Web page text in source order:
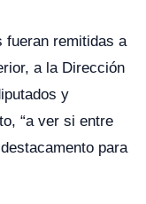
fueran remitidas a
a la Dirección
y
“a ver si entre
para